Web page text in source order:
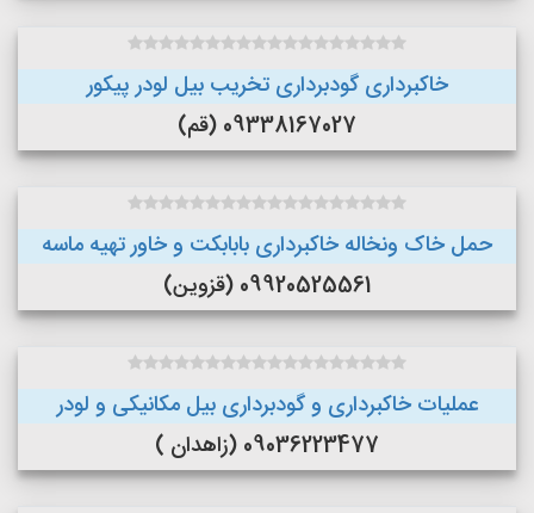
خاکبرداری گودبرداری تخریب بیل لودر پیکور
09338167027 (قم)
حمل خاک ونخاله خاکبرداری بابابکت و خاور تهیه ماسه
09920525561 (قزوین)
عملیات خاکبرداری و گودبرداری بیل مکانیکی و لودر
09036223477 (زاهدان )